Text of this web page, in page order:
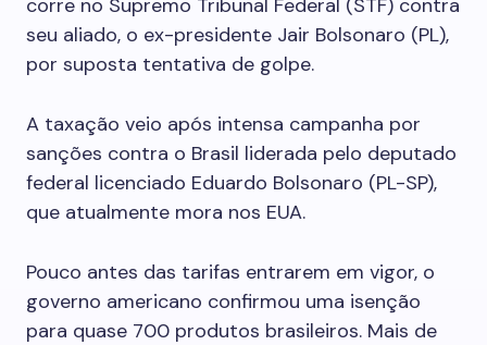
corre no Supremo Tribunal Federal (STF) contra
seu aliado, o ex-presidente Jair Bolsonaro (PL),
por suposta tentativa de golpe.
A taxação veio após intensa campanha por
sanções contra o Brasil liderada pelo deputado
federal licenciado Eduardo Bolsonaro (PL-SP),
que atualmente mora nos EUA.
Pouco antes das tarifas entrarem em vigor, o
governo americano confirmou uma isenção
para quase 700 produtos brasileiros. Mais de